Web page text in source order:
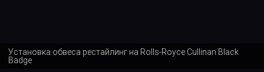
Установка обвеса рестайлинг на Rolls-Royce Cullinan Black
Badge